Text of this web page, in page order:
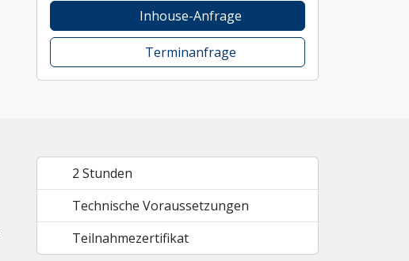
Inhouse-Anfrage
Terminanfrage
2 Stunden
Technische Voraussetzungen
Teilnahmezertifikat